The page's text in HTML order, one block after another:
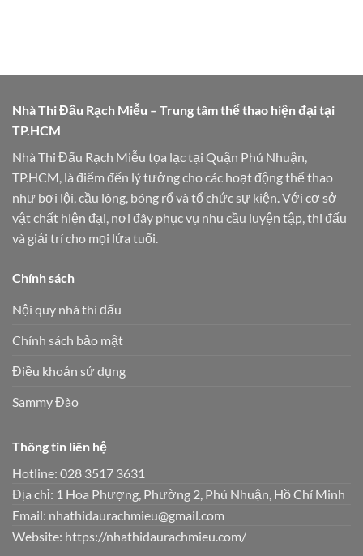
Nhà Thi Đấu Rạch Miễu – Trung tâm thể thao hiện đại tại
TP.HCM
Nhà Thi Đấu Rạch Miễu tọa lạc tại Quận Phú Nhuận,
TP.HCM, là điểm đến lý tưởng cho các hoạt động thể thao
như bơi lội, cầu lông, bóng rổ và tổ chức sự kiện. Với cơ sở
vật chất hiện đại, nơi đây phục vụ nhu cầu luyện tập, thi đấu
và giải trí cho mọi lứa tuổi.
Chính sách
Nội quy nhà thi đấu
Chính sách bảo mật
Điều khoản sử dụng
Sammy Đào
Thông tin liên hệ
Hotline: 028 3517 3631
Địa chỉ: 1 Hoa Phượng, Phường 2, Phú Nhuận, Hồ Chí Minh
Email: nhathidaurachmieu@gmail.com
Website: https://nhathidaurachmieu.com/